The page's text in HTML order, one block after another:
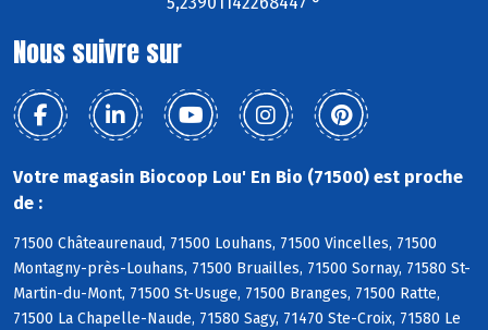
Nous suivre sur
Votre magasin Biocoop Lou' En Bio (71500) est proche
de :
71500 Châteaurenaud, 71500 Louhans, 71500 Vincelles, 71500
Montagny-près-Louhans, 71500 Bruailles, 71500 Sornay, 71580 St-
Martin-du-Mont, 71500 St-Usuge, 71500 Branges, 71500 Ratte,
71500 La Chapelle-Naude, 71580 Sagy, 71470 Ste-Croix, 71580 Le